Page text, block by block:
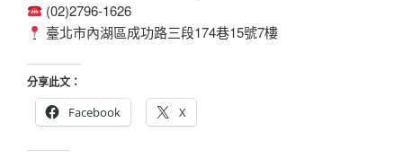
(02)2796-1626
臺北市內湖區成功路三段174巷15號7樓
分享此文：
Facebook
X